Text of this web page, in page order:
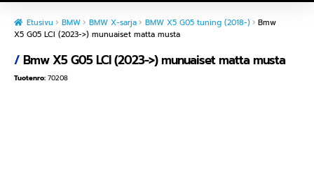
Etusivu BMW BMW X-sarja BMW X5 G05 tuning (2018-)
Bmw
X5 G05 LCI (2023->) munuaiset matta musta
/Bmw X5 G05 LCI (2023->) munuaiset matta musta
Tuotenro: 70208